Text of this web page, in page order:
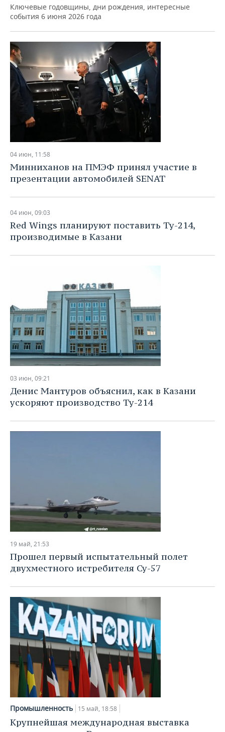
Ключевые годовщины, дни рождения, интересные
события 6 июня 2026 года
04 июн, 11:58
Минниханов на ПМЭФ принял участие в
презентации автомобилей SENAT
04 июн, 09:03
Red Wings планируют поставить Ту-214,
производимые в Казани
03 июн, 09:21
Денис Мантуров объяснил, как в Казани
ускоряют производство Ту-214
19 май, 21:53
Прошел первый испытательный полет
двухместного истребителя Су-57
Промышленность 15 май, 18:58
Крупнейшая международная выставка